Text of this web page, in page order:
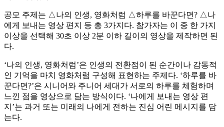
공모 주제는 △나의 인생, 영화처럼 △하루를 바꾼다면? △나
에게 보내는 영상 편지 등 총 3가지다. 참가자는 이 중 한 가지
이상을 선택해 30초 이상 2분 이하 길이의 영상을 제작하면 된
다.
‘나의 인생, 영화처럼’은 인생의 전환점이 된 순간이나 감동적
인 기억을 마치 영화처럼 구성해 표현하는 주제다. ‘하루를 바
꾼다면?’은 시니어와 주니어 세대가 서로의 하루를 체험하며
느낀 점을 영상으로 담는 방식이다. ‘나에게 보내는 영상 편
지’는 과거 또는 미래의 나에게 전하는 진심 어린 메시지를 담
는다.